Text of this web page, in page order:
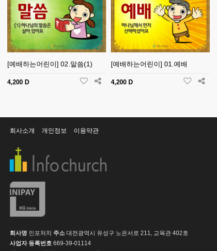
[예배하는어린이] 02.말씀(1)
4,200 D
[예배하는어린이] 01.예배
4,200 D
회사소개 개인정보 이용약관
회사명 인포처치 주소 대전광역시 유성구 노은서로 211, 교육관 402호
사업자 등록번호 669-39-01114